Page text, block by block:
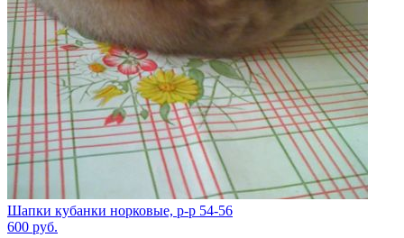
Шапки кубанки норковые, р-р 54-56
600 руб.